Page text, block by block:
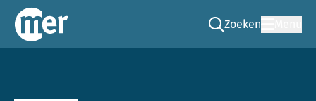
Commissie mer
Zoeken
Ga naar de zoek